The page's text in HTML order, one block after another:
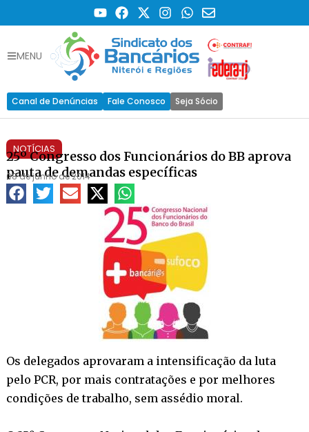
MENU
Canal de Denúncias Fale Conosco Seja Sócio
NOTÍCIAS
25º Congresso dos Funcionários do BB aprova
pauta de demandas específicas
08 de junho de 2014
Os delegados aprovaram a intensificação da luta
pelo PCR, por mais contratações e por melhores
condições de trabalho, sem assédio moral.